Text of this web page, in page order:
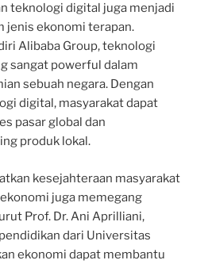
teknologi digital juga menjadi
jenis ekonomi terapan.
Alibaba Group, teknologi
sangat powerful dalam
sebuah negara. Dengan
digital, masyarakat dapat
pasar global dan
produk lokal.
kesejahteraan masyarakat
juga memegang
Prof. Dr. Ani Aprilliani,
dari Universitas
ekonomi dapat membantu